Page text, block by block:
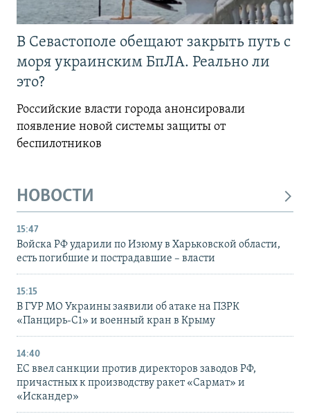
В Севастополе обещают закрыть путь с
моря украинским БпЛА. Реально ли
это?
Российские власти города анонсировали
появление новой системы защиты от
беспилотников
НОВОСТИ
15:47
Войска РФ ударили по Изюму в Харьковской области,
есть погибшие и пострадавшие – власти
15:15
В ГУР МО Украины заявили об атаке на ПЗРК
«Панцирь-С1» и военный кран в Крыму
14:40
ЕС ввел санкции против директоров заводов РФ,
причастных к производству ракет «Сармат» и
«Искандер»